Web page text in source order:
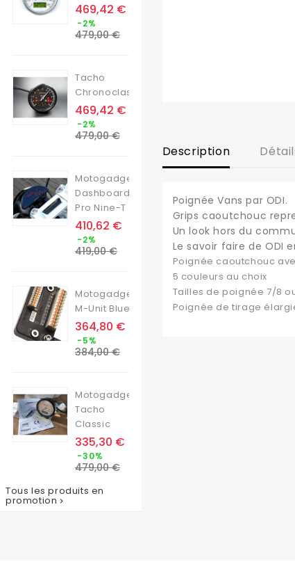
Prix
469,42 €
-2%
de
479,00 €
Tacho
Chronoclassic
Prix
469,42 €
-2%
de
479,00 €
Motogadget
Dashboard
Pro Nine-T
Prix
410,62 €
-2%
de
419,00 €
Motogadget
M-Unit Blue
Prix
364,80 €
-5%
de
384,00 €
Motogadget
Tacho
Classic
Prix
335,30 €
-30%
de
479,00 €
Tous les produits en
promotion 
Description
Poignée Vans par ODI.
Grips caoutchouc
Un look hors du
Le savoir faire de ODI
Poignée caoutchouc
5 couleurs au choix
Tailles de poignée 7/8
Poignée de tirage